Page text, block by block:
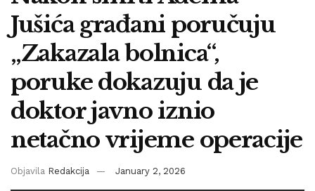
Jušića građani poručuju
„Zakazala bolnica“,
poruke dokazuju da je
doktor javno iznio
netačno vrijeme operacije
Objavila Redakcija January 2, 2026